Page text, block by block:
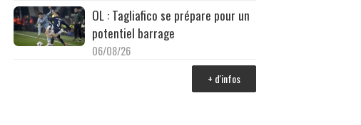
OL : Tagliafico se prépare pour un
potentiel barrage
06/08/26
+ d'infos